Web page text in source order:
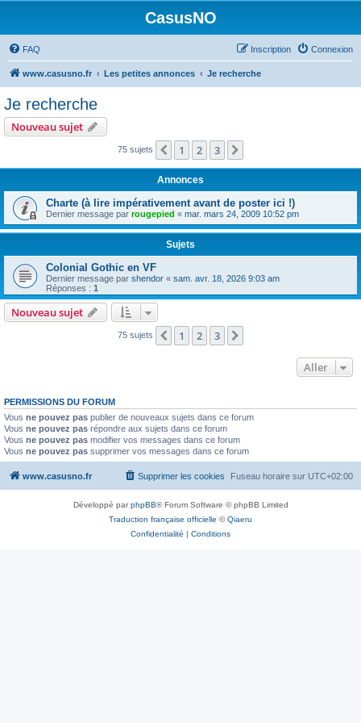
CasusNO
FAQ Connexion
Inscription
www.casusno.fr Les petites annonces Je recherche
Je recherche
Nouveau sujet
75 sujets Précédent
1 2 3
Annonces
Charte (à lire impérativement avant de poster ici !)
Dernier message par rougepied « mar. mars 24, 2009 10:52 pm
Sujets
Colonial Gothic en VF
Dernier message par shendor « sam. avr. 18, 2026 9:03 am
Réponses : 1
Nouveau sujet
75 sujets Précédent
1 2 3
Aller
PERMISSIONS DU FORUM
Vous ne pouvez pas publier de nouveaux sujets dans ce forum
Vous ne pouvez pas répondre aux sujets dans ce forum
Vous ne pouvez pas modifier vos messages dans ce forum
Vous ne pouvez pas supprimer vos messages dans ce forum
www.casusno.fr Fuseau horaire sur UTC+02:00
Supprimer les cookies
Développé parphpBB® Forum Software © phpBB Limited
Traduction française officielle ©Qiaeru
Confidentialité | Conditions